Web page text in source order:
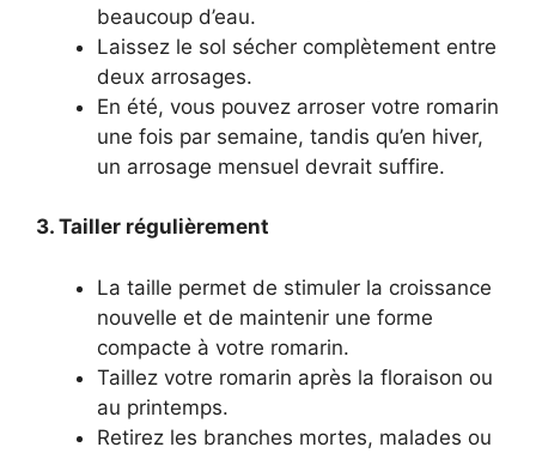
beaucoup d’eau.
Laissez le sol sécher complètement entre
deux arrosages.
En été, vous pouvez arroser votre romarin
une fois par semaine, tandis qu’en hiver,
un arrosage mensuel devrait suffire.
3. Tailler régulièrement
La taille permet de stimuler la croissance
nouvelle et de maintenir une forme
compacte à votre romarin.
Taillez votre romarin après la floraison ou
au printemps.
Retirez les branches mortes, malades ou